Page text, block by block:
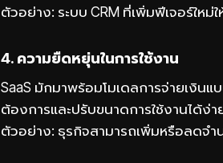
ตัวอย่าง: ระบบ CRM ที่เพิ่มฟีเจอร์ให
4. ความยืดหยุ่นในการใช้งาน
SaaS มักมาพร้อมโมเดลการจ่ายเงิน
ต้องการและปรับขนาดการใช้งานได้ง่า
ตัวอย่าง: ธุรกิจสามารถเพิ่มหรือลดจำ